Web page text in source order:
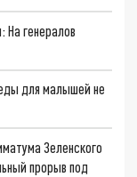
генералов
для малышей не
Зеленского
прорыв под